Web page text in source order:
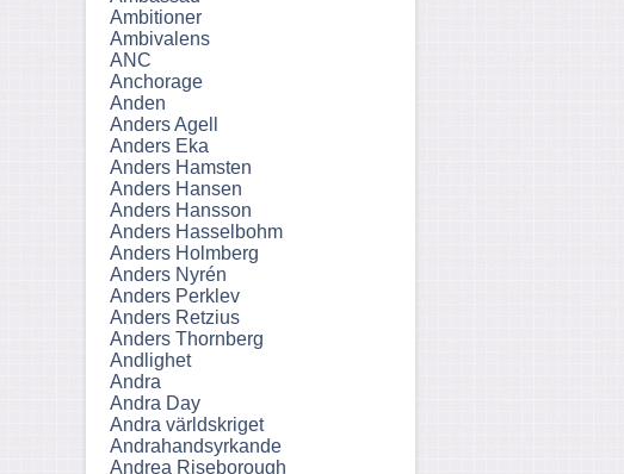
Ambitioner
Ambivalens
ANC
Anchorage
Anden
Anders Agell
Anders Eka
Anders Hamsten
Anders Hansen
Anders Hansson
Anders Hasselbohm
Anders Holmberg
Anders Nyrén
Anders Perklev
Anders Retzius
Anders Thornberg
Andlighet
Andra
Andra Day
Andra världskriget
Andrahandsyrkande
Andrea Riseborough